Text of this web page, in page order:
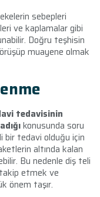
sebepleri
ve kaplamalar gibi
Doğru teşhisin
muayene olmak
tedavisinin
konusunda soru
bir tedavi olduğu için
altında kalan
Bu nedenle diş teli
etmek ve
önem taşır.